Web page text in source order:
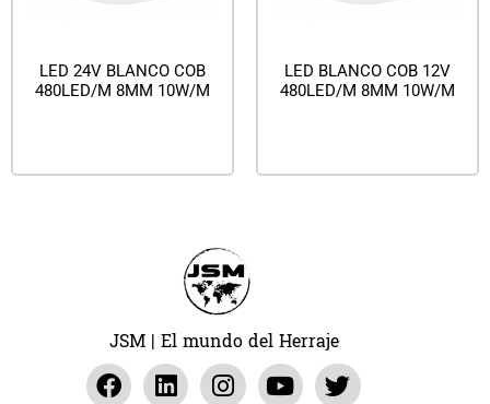
LED 24V BLANCO COB
480LED/M 8MM 10W/M
LED BLANCO COB 12V
480LED/M 8MM 10W/M
JSM | El mundo del Herraje